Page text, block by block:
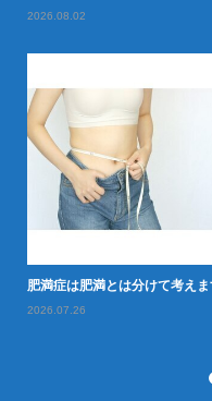
2026.08.02
肥満症は肥満とは分けて考えま
2026.07.26